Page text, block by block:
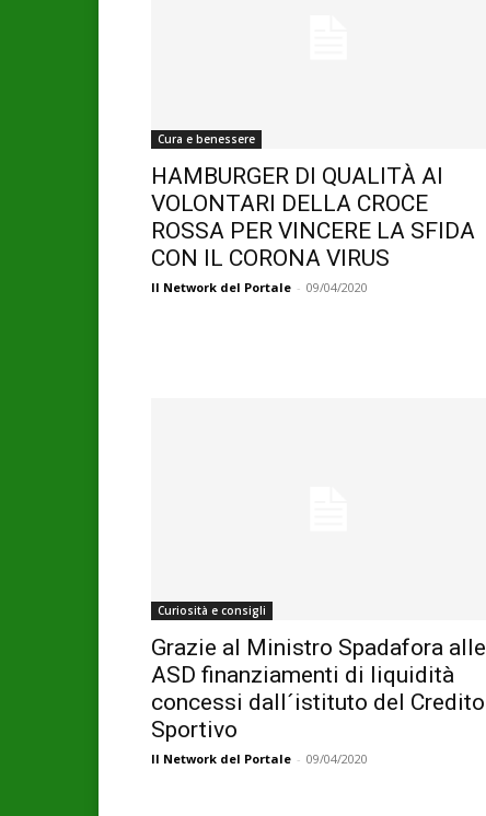
Cura e benessere
HAMBURGER DI QUALITÀ AI
VOLONTARI DELLA CROCE
ROSSA PER VINCERE LA SFIDA
CON IL CORONA VIRUS
Il Network del Portale - 09/04/2020
Curiosità e consigli
Grazie al Ministro Spadafora alle
ASD finanziamenti di liquidità
concessi dall´istituto del Credito
Sportivo
Il Network del Portale - 09/04/2020